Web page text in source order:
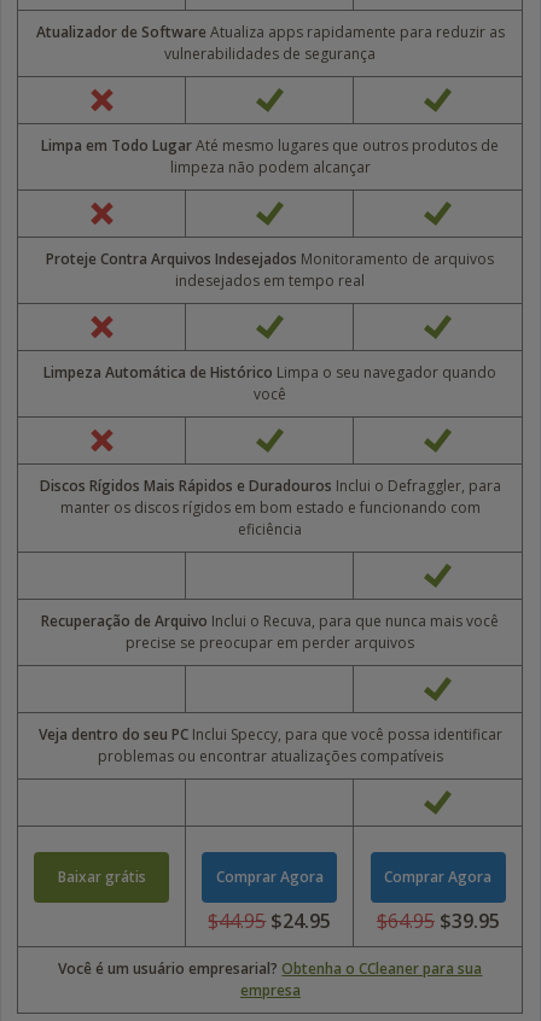
Atualizador de Software Atualiza apps rapidamente para reduzir as
vulnerabilidades de segurança
Limpa em Todo LugarAté mesmo lugares que outros produtos de
limpeza não podem alcançar
Proteje Contra Arquivos Indesejados Monitoramento de arquivos
indesejados em tempo real
Limpeza Automática de Histórico Limpa o seu navegador quando
você
Discos Rígidos Mais Rápidos e Duradouros Inclui o Defraggler, para
manter os discos rígidos em bom estado e funcionando com
eficiência
Recuperação de Arquivo Inclui o Recuva, para que nunca mais você
precise se preocupar em perder arquivos
Veja dentro do seu PCInclui Speccy, para que você possa identificar
problemas ou encontrar atualizações compatíveis
Baixar grátis Comprar Agora
$44.95 $24.95
USD
44.95
USD
24.95
Comprar Agora
$64.95 $39.95
USD
64.95
39.95
Você é um usuário empresarial?Obtenha o CCleaner para sua
empresa